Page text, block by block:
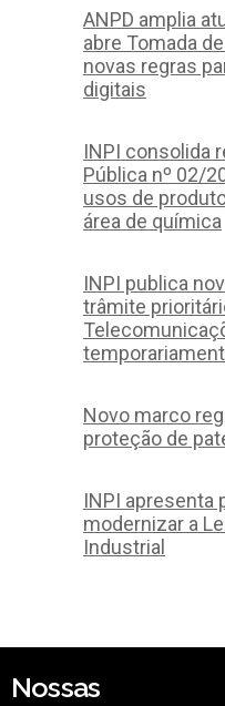
ANPD amplia
abre Tomada
novas regras
digitais
INPI consolida
Pública nº 02/
usos de
área de química
INPI publica
trâmite
Novo marco
proteção de
INPI apresenta
modernizar a
Industrial
Nossas